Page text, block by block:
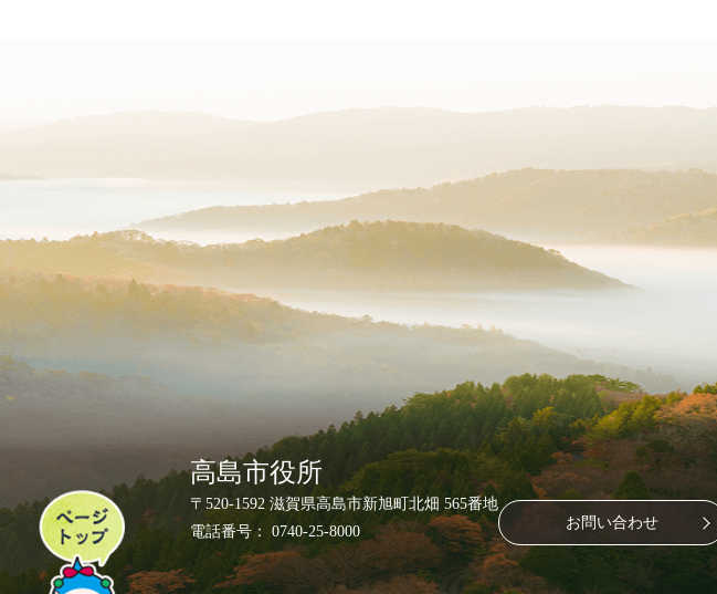
ペ
ー
ジ
ト
高島市役所
〒520-1592 滋賀県高島市新旭町北畑 565番地
電話番号： 0740-25-8000
お問い合わせ